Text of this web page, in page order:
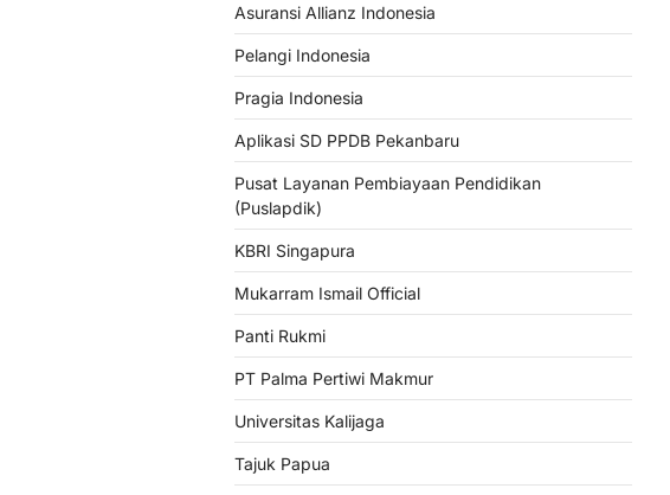
Asuransi Allianz Indonesia
Pelangi Indonesia
Pragia Indonesia
Aplikasi SD PPDB Pekanbaru
Pusat Layanan Pembiayaan Pendidikan
(Puslapdik)
KBRI Singapura
Mukarram Ismail Official
Panti Rukmi
PT Palma Pertiwi Makmur
Universitas Kalijaga
Tajuk Papua